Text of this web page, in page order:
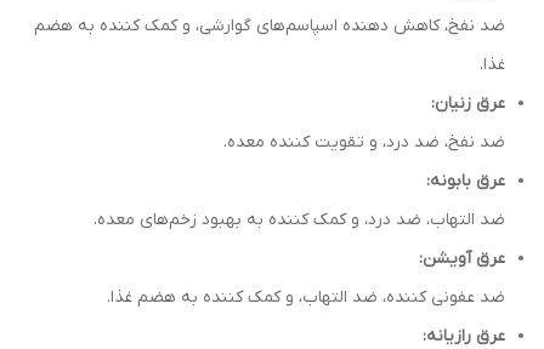
ضد نفخ، کاهش دهنده اسپاسم‌های گوارشی، و کمک کننده به هضم
غذا.
عرق زنیان:
ضد نفخ، ضد درد، و تقویت کننده معده.
عرق بابونه:
ضد التهاب، ضد درد، و کمک کننده به بهبود زخم‌های معده.
عرق آویشن:
ضد عفونی کننده، ضد التهاب، و کمک کننده به هضم غذا.
عرق رازیانه: